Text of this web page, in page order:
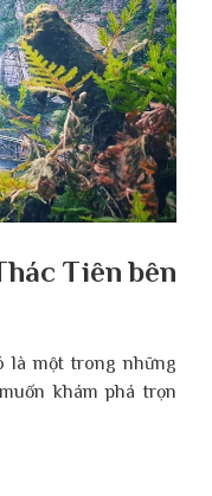
Tiên bên
là một trong những
khám phá trọn